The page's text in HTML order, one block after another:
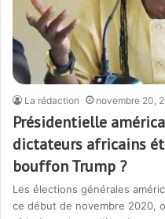
La rédaction novembre 20,
Présidentielle
dictateurs africains
bouffon Trump ?
Les élections générales
ce début de novembre 2020,